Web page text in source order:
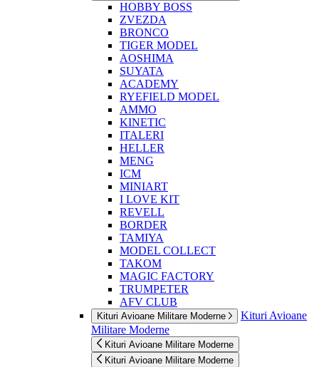
HOBBY BOSS
ZVEZDA
BRONCO
TIGER MODEL
AOSHIMA
SUYATA
ACADEMY
RYEFIELD MODEL
AMMO
KINETIC
ITALERI
HELLER
MENG
ICM
MINIART
I LOVE KIT
REVELL
BORDER
TAMIYA
MODEL COLLECT
TAKOM
MAGIC FACTORY
TRUMPETER
AFV CLUB
Kituri Avioane Militare Moderne
Kituri Avioane
Militare Moderne
Kituri Avioane Militare Moderne
Kituri Avioane Militare Moderne